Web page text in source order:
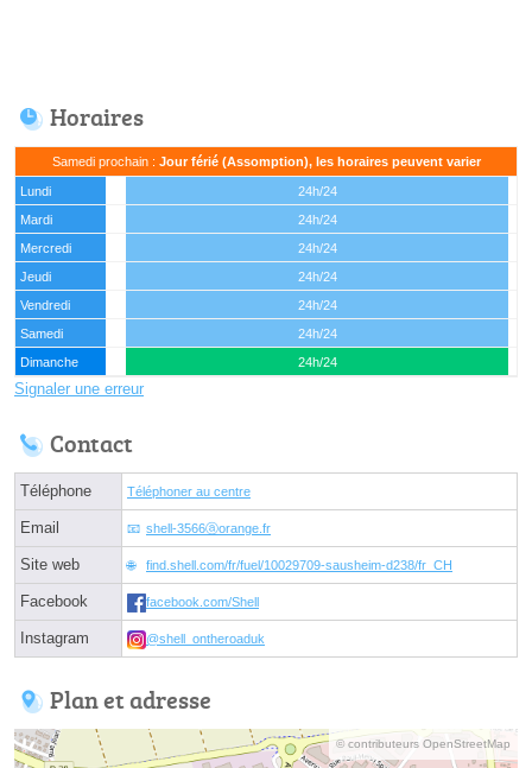
Horaires
Samedi prochain : Jour férié (Assomption), les horaires peuvent varier
Lundi
24h/24
Mardi
24h/24
Mercredi
24h/24
Jeudi
24h/24
Vendredi
24h/24
Samedi
24h/24
Dimanche
24h/24
Signaler une erreur
Contact
Téléphone Téléphoner au centre
Email shell-3566ⓐorange.fr
Site web find.shell.com/fr/fuel/10029709-sausheim-d238/fr_CH
Facebook facebook.com/Shell
Instagram @shell_ontheroaduk
Plan et adresse
© contributeurs OpenStreetMap